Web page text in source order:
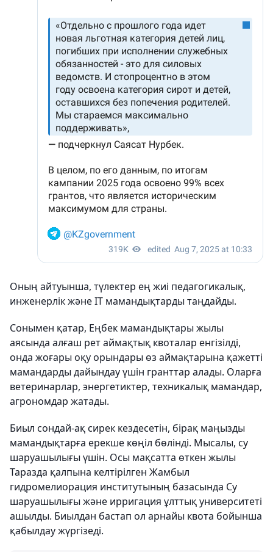
Оның айтуынша, түлектер ең жиі педагогикалық,
инженерлік және IT мамандықтарды таңдайды.
Сонымен қатар, Еңбек мамандықтары жылы
аясында алғаш рет аймақтық квоталар енгізілді,
онда жоғары оқу орындары өз аймақтарына қажетті
мамандарды дайындау үшін гранттар алады. Оларға
ветеринарлар, энергетиктер, техникалық мамандар,
агрономдар жатады.
Биыл сондай-ақ сирек кездесетін, бірақ маңызды
мамандықтарға ерекше көңіл бөлінді. Мысалы, су
шаруашылығы үшін. Осы мақсатта өткен жылы
Таразда қалпына келтірілген Жамбыл
гидромелиорация институтының базасында Су
шаруашылығы және ирригация ұлттық университеті
ашылды. Биылдан бастап ол арнайы квота бойынша
қабылдау жүргізеді.